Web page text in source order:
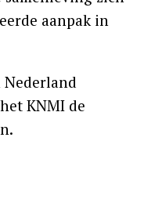
aanpak in
KNMI de